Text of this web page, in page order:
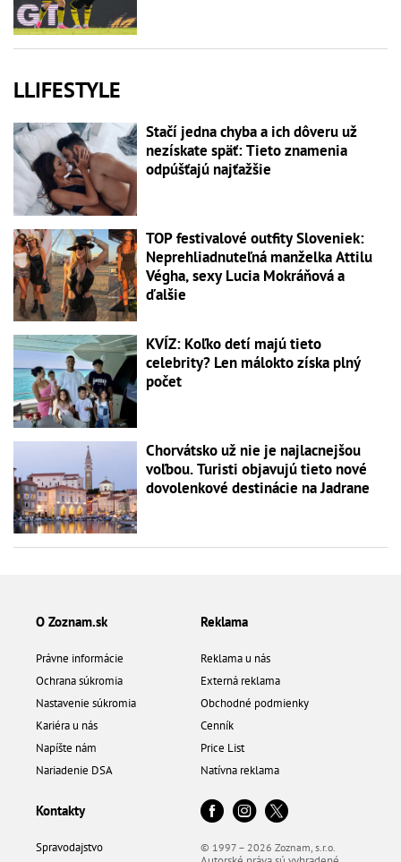
LLIFESTYLE
Stačí jedna chyba a ich dôveru už
nezískate späť: Tieto znamenia
odpúšťajú najťažšie
TOP festivalové outfity Sloveniek:
Neprehliadnuteľná manželka Attilu
Végha, sexy Lucia Mokráňová a
ďalšie
KVÍZ: Koľko detí majú tieto
celebrity? Len málokto získa plný
počet
Chorvátsko už nie je najlacnejšou
voľbou. Turisti objavujú tieto nové
dovolenkové destinácie na Jadrane
O Zoznam.sk
Právne informácie
Ochrana súkromia
Nastavenie súkromia
Kariéra u nás
Napíšte nám
Nariadenie DSA
Reklama
Reklama u nás
Externá reklama
Obchodné podmienky
Cenník
Price List
Natívna reklama
Kontakty
Spravodajstvo © 1997 – 2026 Zoznam, s.r.o.